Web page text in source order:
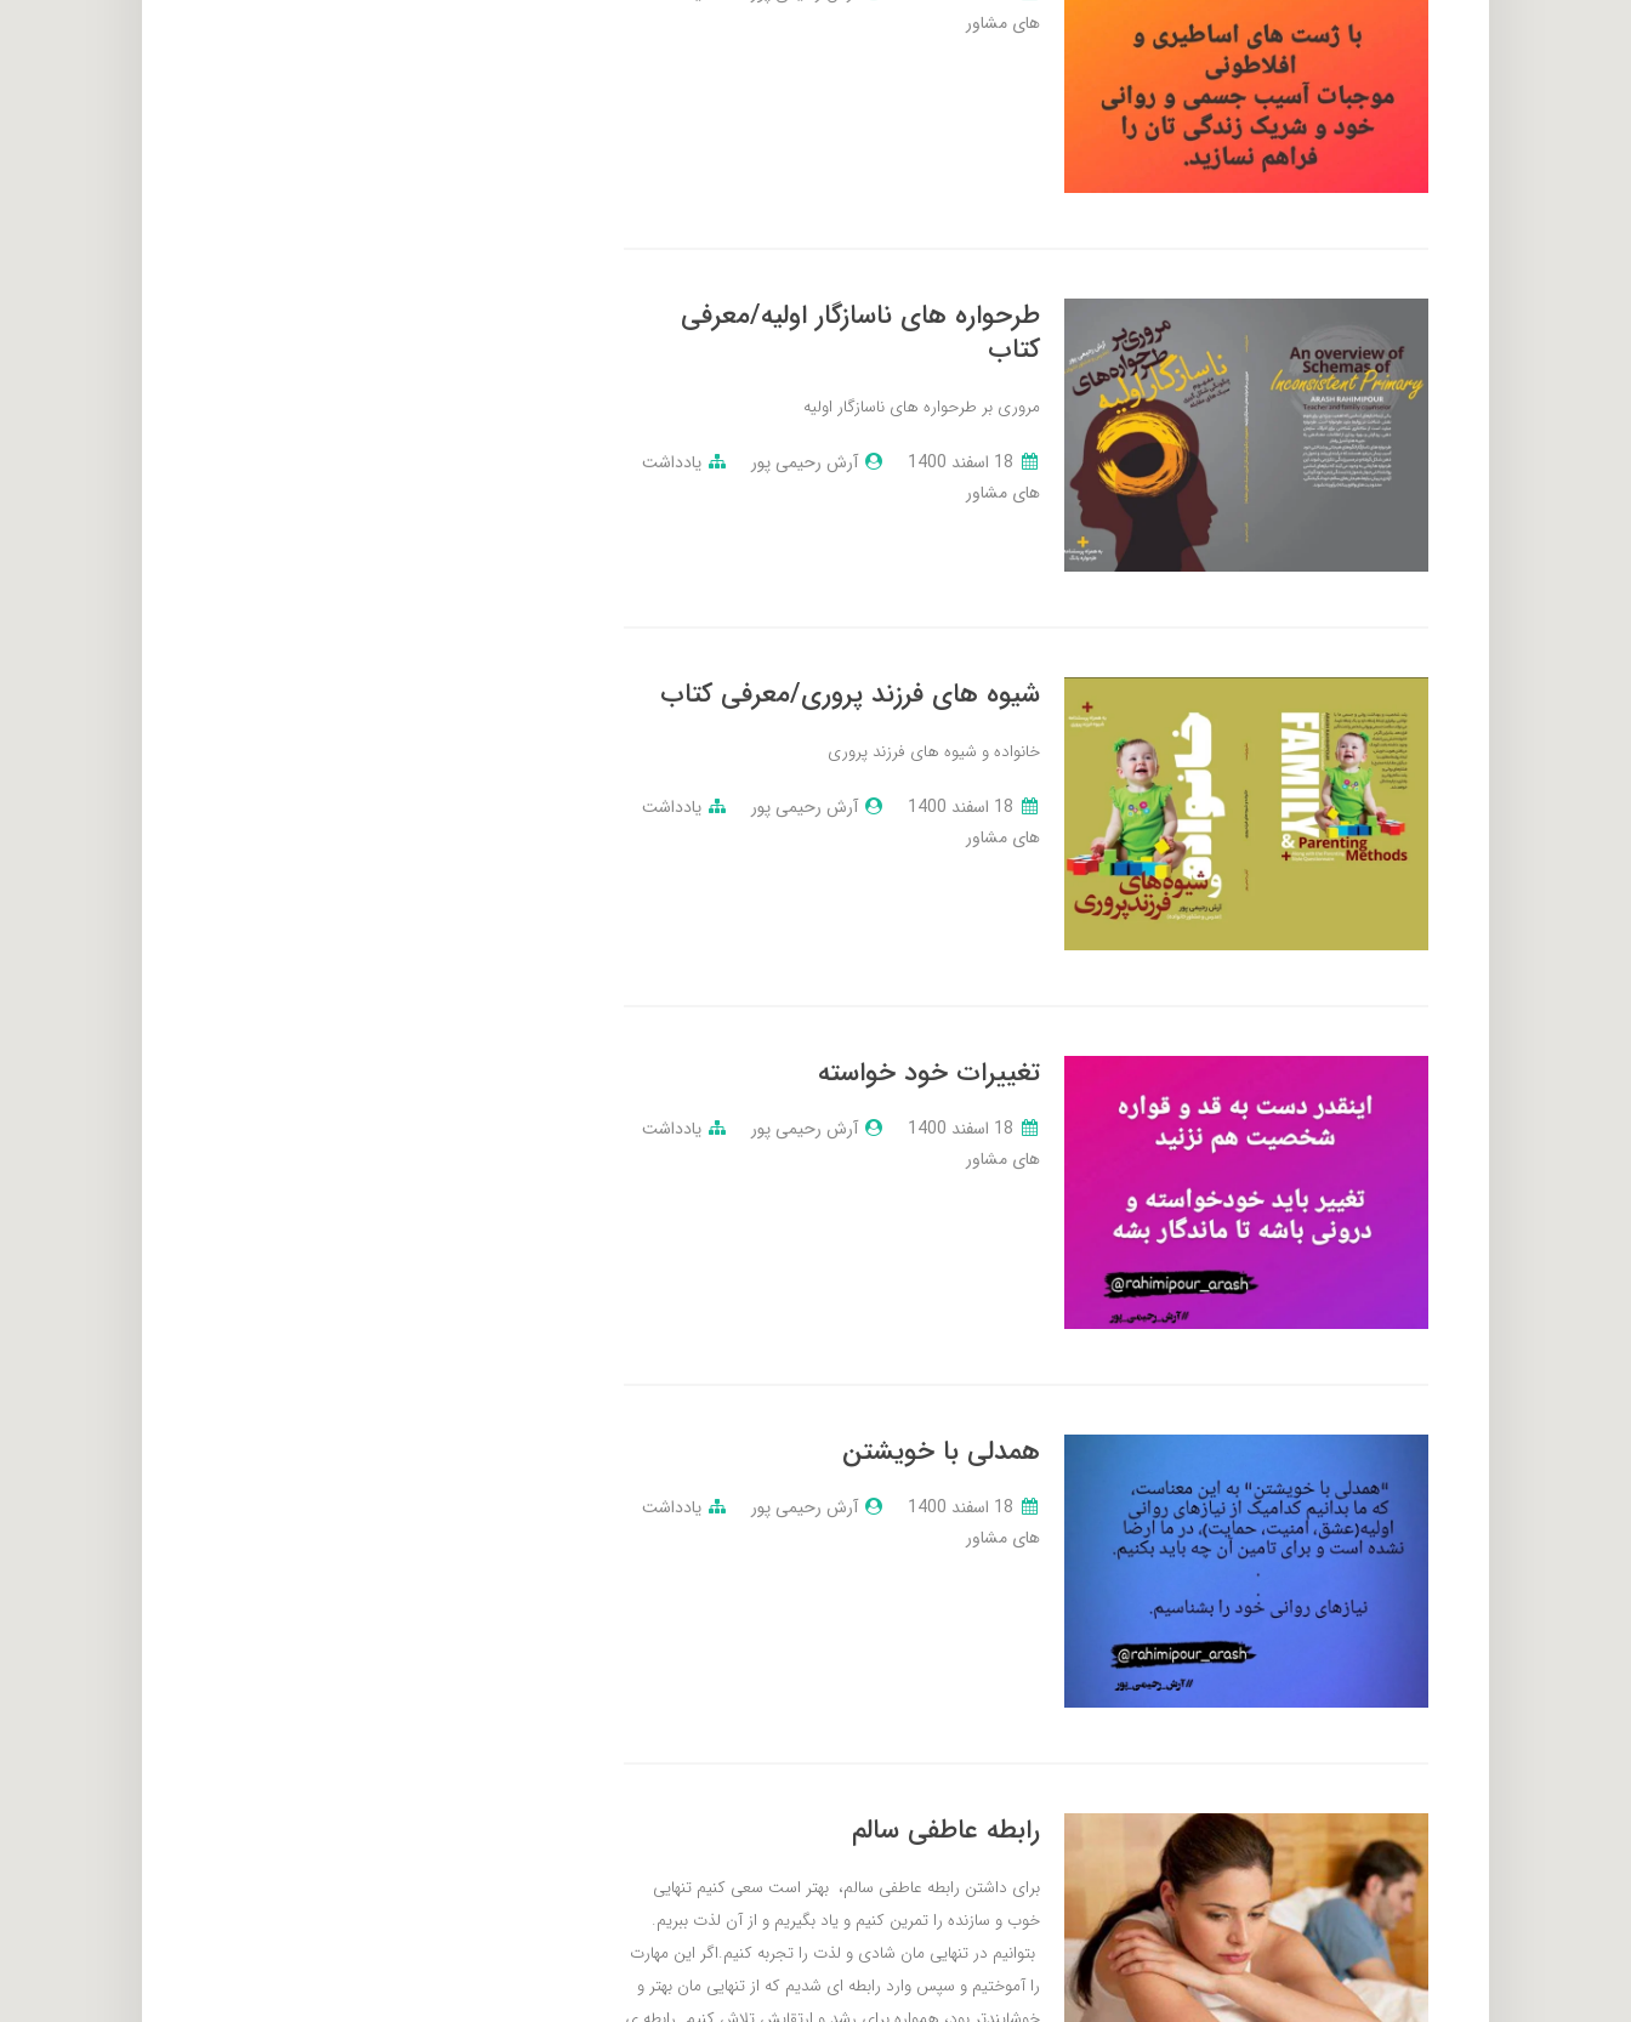
های مشاور
طرحواره های ناسازگار اولیه/معرفی
کتاب
مروری بر طرحواره های ناسازگار اولیه
آرش رحیمی پور
یادداشت
های مشاور
شیوه های فرزند پروری/معرفی کتاب
خانواده و شیوه های فرزند پروری
آرش رحیمی پور
یادداشت
های مشاور
تغییرات خود خواسته
آرش رحیمی پور
یادداشت
های مشاور
همدلی با خویشتن
آرش رحیمی پور
یادداشت
های مشاور
رابطه عاطفی سالم
برای داشتن رابطه عاطفی سالم، بهتر است سعی کنیم تنهایی
خوب و سازنده را تمرین کنیم و یاد بگیریم و از آن لذت ببریم.
بتوانیم در تنهایی مان شادی و لذت را تجربه کنیم.اگر این مهارت
را آموختیم و سپس وارد رابطه ای شدیم که از تنهایی مان بهتر و